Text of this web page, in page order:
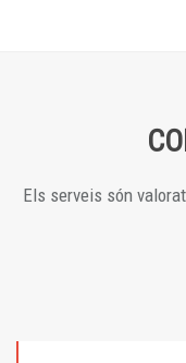
Els serveis són